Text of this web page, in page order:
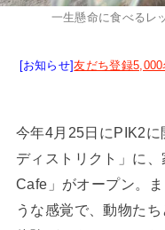
一生懸命に食べるレ
[お知らせ]友だち登録
今年4月25日にPIK2に
ディストリクト」に
Cafe」がオープン。
うな感覚で、動物た